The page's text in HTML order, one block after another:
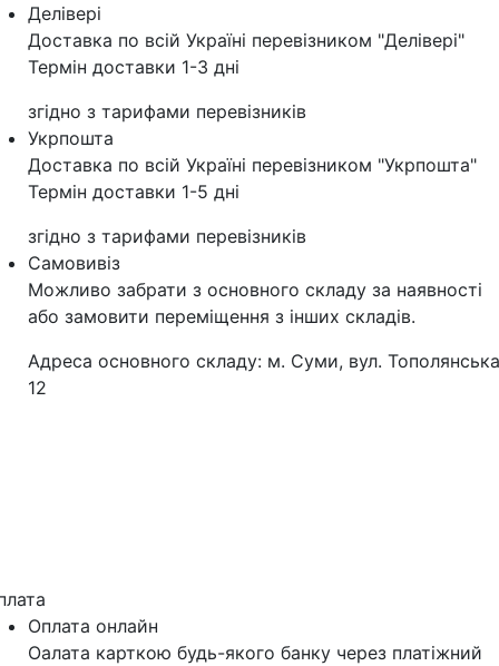
Делівері
Доставка по всій Україні перевізником "Делівері"
Термін доставки 1-3 дні
згідно з тарифами перевізників
Укрпошта
Доставка по всій Україні перевізником "Укрпошта"
Термін доставки 1-5 дні
згідно з тарифами перевізників
Самовивіз
Можливо забрати з основного складу за наявності
або замовити переміщення з інших складів.
Адреса основного складу: м. Суми, вул.
12
Оплата онлайн
Оалата карткою будь-якого банку через платіжний